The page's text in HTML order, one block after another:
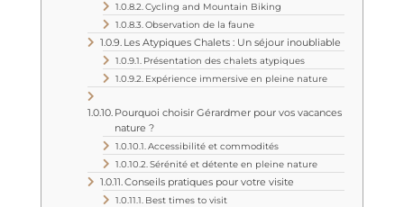
Cycling and Mountain Biking
Observation de la faune
Les Atypiques Chalets : Un séjour inoubliable
Présentation des chalets atypiques
Expérience immersive en pleine nature
Pourquoi choisir Gérardmer pour vos vacances
nature ?
Accessibilité et commodités
Sérénité et détente en pleine nature
Conseils pratiques pour votre visite
Best times to visit